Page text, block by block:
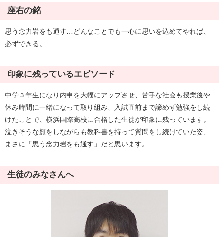
座右の銘
思う念力岩をも通す…どんなことでも一心に思いを込めてやれば、
必ずできる。
印象に残っているエピソード
中学３年生になり内申を大幅にアップさせ、苦手な社会も授業後や
休み時間に一緒になって取り組み、入試直前まで諦めず勉強をし続
けたことで、横浜国際高校に合格した生徒が印象に残っています。
泣きそうな顔をしながらも教科書を持って質問をし続けていた姿、
まさに「思う念力岩をも通す」だと思います。
生徒のみなさんへ